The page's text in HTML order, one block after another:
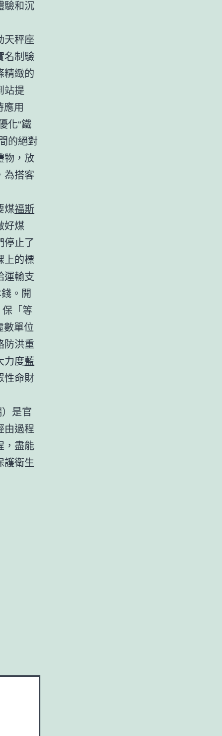
驗和沉
天秤座
名制驗
精緻的
站提
應用
化“鐵
的絕對
物，放
為搭客
煤福斯
好煤
停止了
上的標
運輸支
。開
「等
數單位
防洪重
力度藍
性命財
是官
由過程
，盡能
護衛生